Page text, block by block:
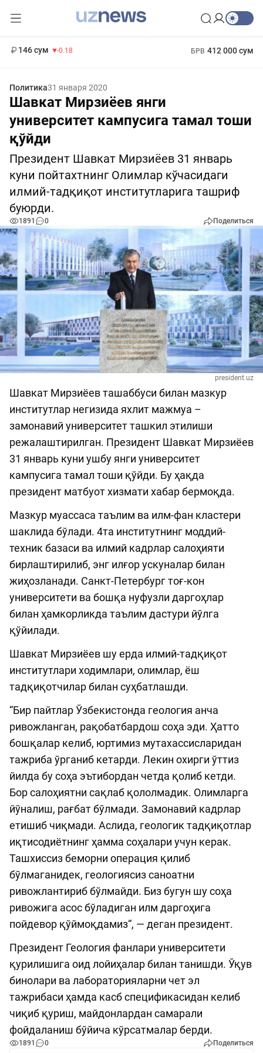
146 сум -0.18 БРВ 412 000 сум
Политика31 января 2020
Шавкат Мирзиёев янги
университет кампусига тамал тоши
қўйди
Президент Шавкат Мирзиёев 31 январь
куни пойтахтнинг Олимлар кўчасидаги
илмий-тадқиқот институтларига ташриф
буюрди.
1891 0 Поделиться
president.uz
Шавкат Мирзиёев ташаббуси билан мазкур
институтлар негизида яхлит мажмуа –
замонавий университет ташкил этилиши
режалаштирилган. Президент Шавкат Мирзиёев
31 январь куни ушбу янги университет
кампусига тамал тоши қўйди. Бу ҳақда
президент матбуот хизмати хабар бермоқда.
Мазкур муассаса таълим ва илм-фан кластери
шаклида бўлади. 4та институтнинг моддий-
техник базаси ва илмий кадрлар салоҳияти
бирлаштирилиб, энг илғор ускуналар билан
жиҳозланади. Санкт-Петербург тоғ-кон
университети ва бошқа нуфузли даргоҳлар
билан ҳамкорликда таълим дастури йўлга
қўйилади.
Шавкат Мирзиёев шу ерда илмий-тадқиқот
институтлари ходимлари, олимлар, ёш
тадқиқотчилар билан суҳбатлашди.
“Бир пайтлар Ўзбекистонда геология анча
ривожланган, рақобатбардош соҳа эди. Ҳатто
бошқалар келиб, юртимиз мутахассисларидан
тажриба ўрганиб кетарди. Лекин охирги ўттиз
йилда бу соҳа эътибордан четда қолиб кетди.
Бор салоҳиятни сақлаб қололмадик. Олимларга
йўналиш, рағбат бўлмади. Замонавий кадрлар
етишиб чиқмади. Аслида, геологик тадқиқотлар
иқтисодиётнинг ҳамма соҳалари учун керак.
Ташхиссиз беморни операция қилиб
бўлмаганидек, геологиясиз саноатни
ривожлантириб бўлмайди. Биз бугун шу соҳа
ривожига асос бўладиган илм даргоҳига
пойдевор қўймоқдамиз“, — деган президент.
Президент Геология фанлари университети
қурилишига оид лойиҳалар билан танишди. Ўқув
бинолари ва лабораторияларни чет эл
тажрибаси ҳамда касб спецификасидан келиб
чиқиб қуриш, майдонлардан самарали
фойдаланиш бўйича кўрсатмалар берди.
1891 0 Поделиться